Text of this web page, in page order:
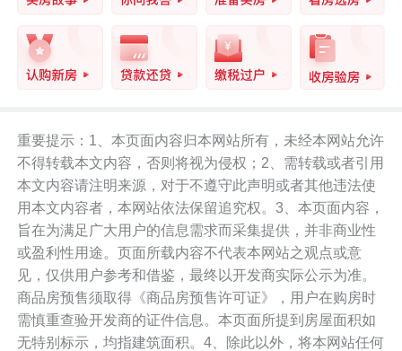
重要提示：1、本页面内容归本网站所有，未经本网站允许
不得转载本文内容，否则将视为侵权；2、需转载或者引用
本文内容请注明来源，对于不遵守此声明或者其他违法使
用本文内容者，本网站依法保留追究权。3、本页面内容，
旨在为满足广大用户的信息需求而采集提供，并非商业性
或盈利性用途。页面所载内容不代表本网站之观点或意
见，仅供用户参考和借鉴，最终以开发商实际公示为准。
商品房预售须取得《商品房预售许可证》，用户在购房时
需慎重查验开发商的证件信息。本页面所提到房屋面积如
无特别标示，均指建筑面积。4、除此以外，将本网站任何